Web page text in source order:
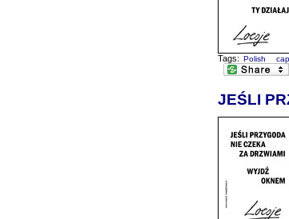
Tags: Polish
JEŚLI